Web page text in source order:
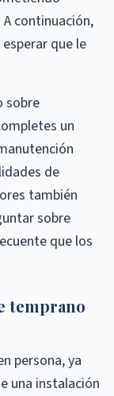
continuación,
que le
sobre
un
de
también
sobre
que los
temprano
persona, ya
una instalación